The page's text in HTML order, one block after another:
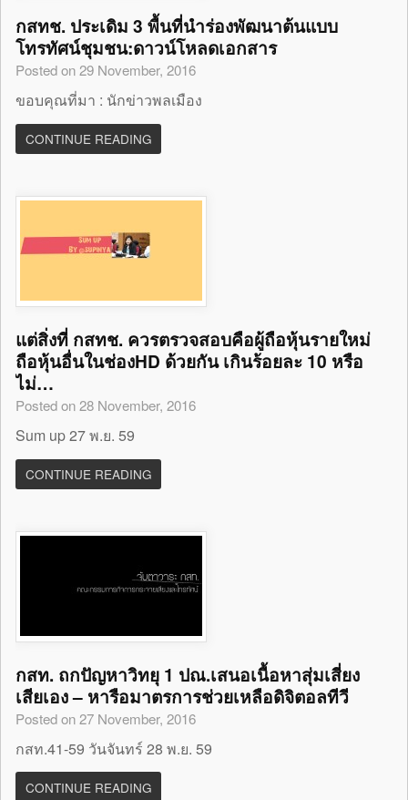
กสทช. ประเดิม 3 พื้นที่นำร่องพัฒนาต้นแบบ
โทรทัศน์ชุมชน:ดาวน์โหลดเอกสาร
Posted on 29 November, 2016
ขอบคุณที่มา : นักข่าวพลเมือง
CONTINUE READING
แต่สิ่งที่ กสทช. ควรตรวจสอบคือผู้ถือหุ้นรายใหม่
ถือหุ้นอื่นในช่องHD ด้วยกัน เกินร้อยละ 10 หรือ
ไม่…
Posted on 28 November, 2016
Sum up 27 พ.ย. 59
CONTINUE READING
กสท. ถกปัญหาวิทยุ 1 ปณ.เสนอเนื้อหาสุ่มเสี่ยง
เสียเอง – หารือมาตรการช่วยเหลือดิจิตอลทีวี
Posted on 27 November, 2016
กสท.41-59 วันจันทร์ 28 พ.ย. 59
CONTINUE READING